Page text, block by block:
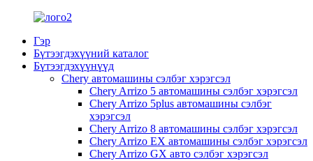
Гэр
Бүтээгдэхүүний каталог
Бүтээгдэхүүнүүд
Chery автомашины сэлбэг хэрэгсэл
Chery Arrizo 5 автомашины сэлбэг хэрэгсэл
Chery Arrizo 5plus автомашины сэлбэг
хэрэгсэл
Chery Arrizo 8 автомашины сэлбэг хэрэгсэл
Chery Arrizo EX автомашины сэлбэг хэрэгсэл
Chery Arrizo GX авто сэлбэг хэрэгсэл